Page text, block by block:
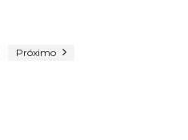
Próximo